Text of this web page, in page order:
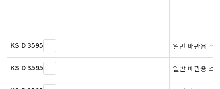
KS D 3595 일반 배관용 스
KS D 3595 일반 배관용 스